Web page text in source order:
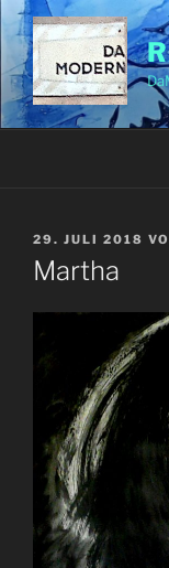
Zum
Inhalt
springen
AM
29. JULI 2018
Martha